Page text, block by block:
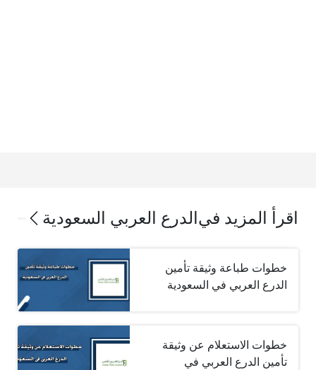
اقرأ المزيد في الدرع العربي السعودية
خطوات طباعة وثيقة تأمين
الدرع العربي في السعودية
خطوات الاستعلام عن وثيقة
تأمين الدرع العربي في